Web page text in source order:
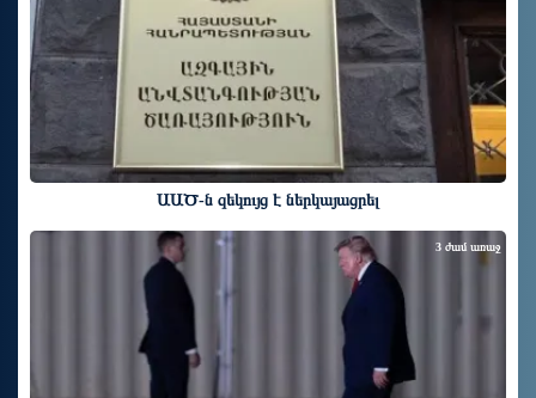
ԱԱԾ-ն զեկույց է ներկայացրել
3 ժամ առաջ